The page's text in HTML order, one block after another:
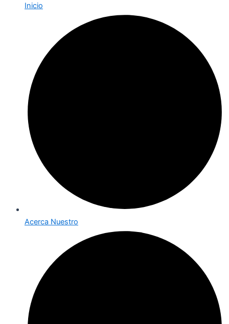
Inicio
Acerca Nuestro